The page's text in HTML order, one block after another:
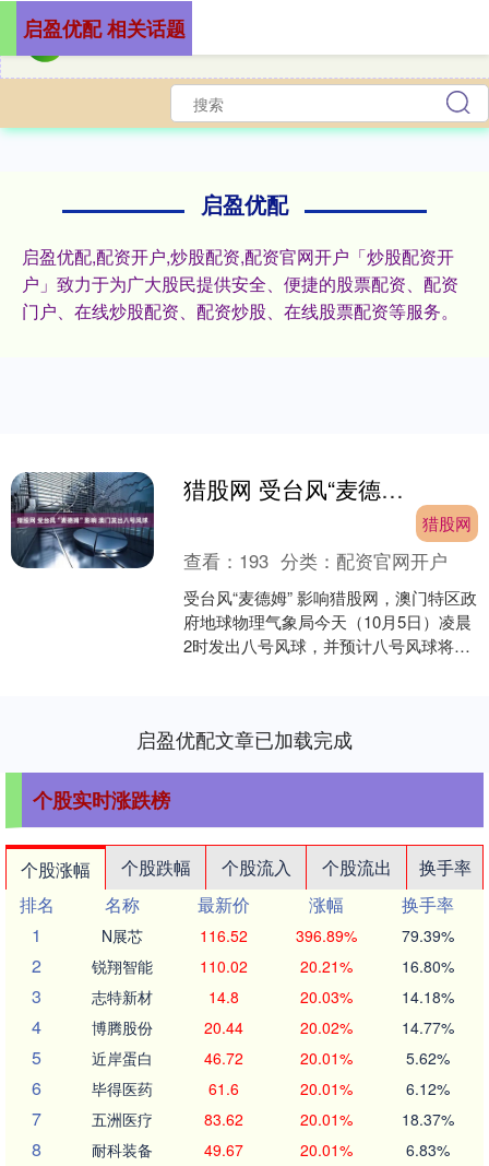
启盈优配
启盈优配,配资开户,炒股配资,配资官网开户「炒股配资开
户」致力于为广大股民提供安全、便捷的股票配资、配资
门户、在线炒股配资、配资炒股、在线股票配资等服务。
启盈优配 相关话题
猎股网 受台风“麦德姆”影响 澳门发出八号风球
猎股网
查看： 193 分类：配资官网开户
受台风“麦德姆” 影响猎股网，澳门特区政
府地球物理气象局今天（10月5日）凌晨
2时发出八号风球，并预计八号风球将至
启盈优配文章已加载完成
个股实时涨跌榜
个股涨幅 个股跌幅 个股流入 个股流出
换手率
排名
名称 最新价 涨幅
换手率
1
N展芯 116.52 396.89% 79.39%
2 锐翔智能 110.02 20.21% 16.80%
3 志特新材 14.8 20.03% 14.18%
4 博腾股份 20.44 20.02% 14.77%
5 近岸蛋白 46.72 20.01% 5.62%
6 毕得医药 61.6 20.01% 6.12%
7 五洲医疗 83.62 20.01% 18.37%
8 耐科装备 49.67 20.01% 6.83%